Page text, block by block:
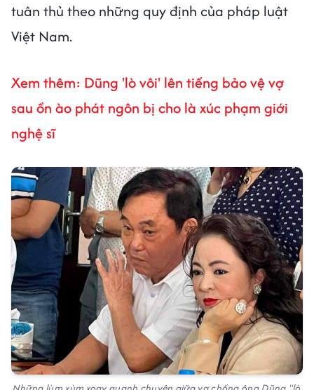
tuân thủ theo những quy định của pháp luật
Việt Nam.
Xem thêm: Dũng 'lò vôi' lên tiếng bảo vệ vợ
sau ồn ào phát ngôn bị cho là xúc phạm giới
nghệ sĩ